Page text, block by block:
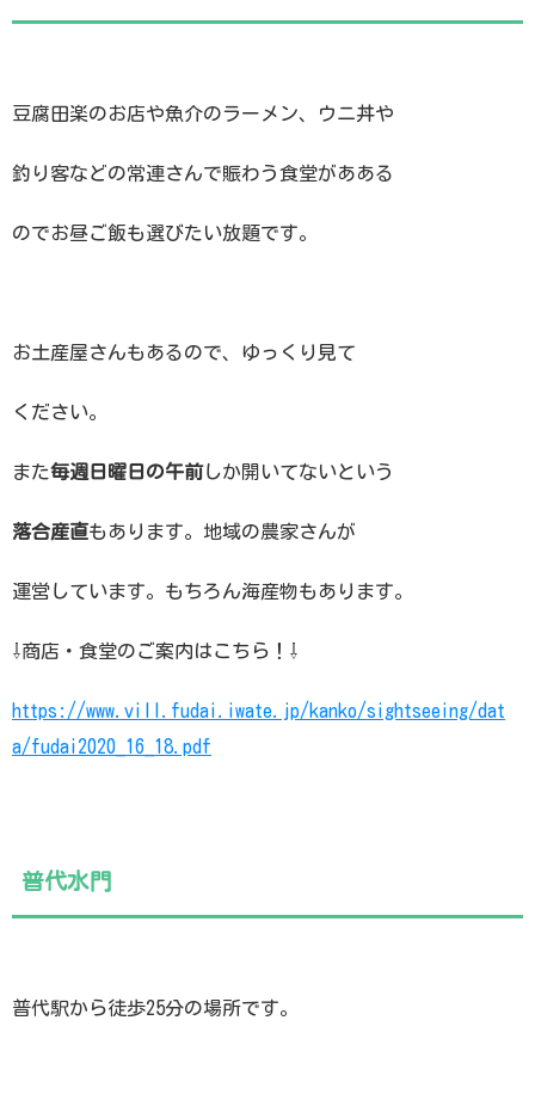
豆腐田楽のお店や魚介のラーメン、ウニ丼や
釣り客などの常連さんで賑わう食堂があある
のでお昼ご飯も選びたい放題です。
お土産屋さんもあるので、ゆっくり見て
ください。
また毎週日曜日の午前しか開いてないという
落合産直もあります。地域の農家さんが
運営しています。もちろん海産物もあります。
⇩商店・食堂のご案内はこちら！⇩
https://www.vill.fudai.iwate.jp/kanko/sightseeing/dat
a/fudai2020_16_18.pdf
普代水門
普代駅から徒歩25分の場所です。